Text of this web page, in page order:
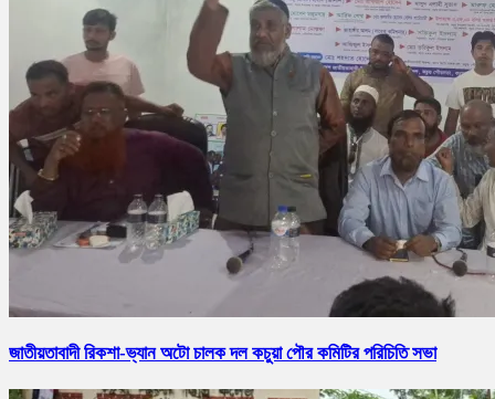
জাতীয়তাবাদী রিকশা-ভ্যান অটো চালক দল কচুয়া পৌর কমিটির পরিচিতি সভা